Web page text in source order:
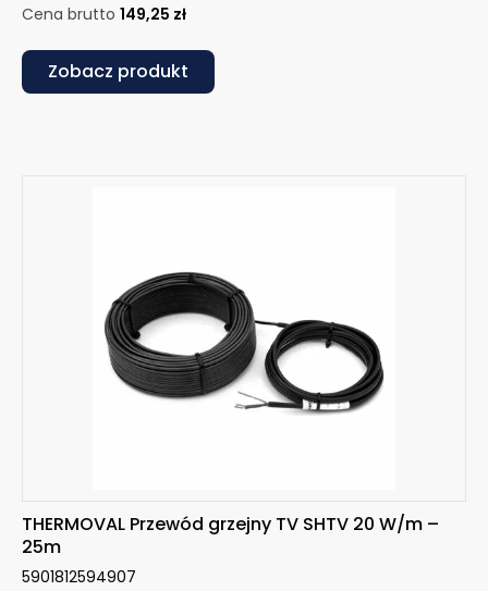
Cena brutto 149,25 zł
Zobacz produkt
THERMOVAL Przewód grzejny TV SHTV 20 W/m –
25m
5901812594907